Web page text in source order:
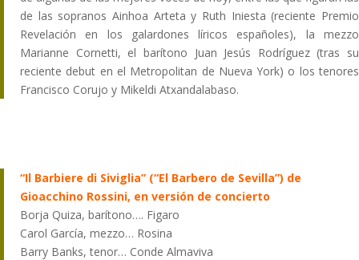
de las sopranos Ainhoa Arteta y Ruth Iniesta (reciente Premio
Revelación en los galardones líricos españoles), la mezzo
Marianne Cornetti, el barítono Juan Jesús Rodríguez (tras su
reciente debut en el Metropolitan de Nueva York) o los tenores
Francisco Corujo y Mikeldi Atxandalabaso.
“Il Barbiere di Siviglia” (“El Barbero de Sevilla”) de
Gioacchino Rossini, en versión de concierto
Borja Quiza, barítono…. Figaro
Carol García, mezzo… Rosina
Barry Banks, tenor… Conde Almaviva